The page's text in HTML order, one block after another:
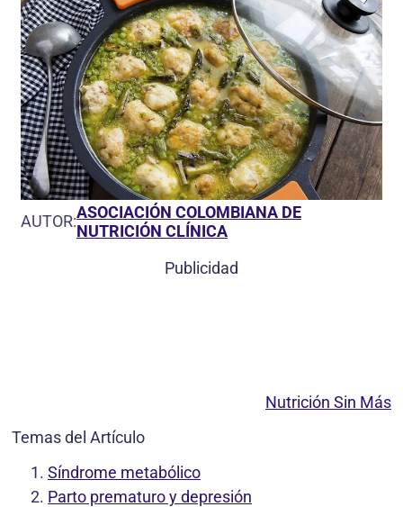
AUTOR:ASOCIACIÓN COLOMBIANA DE
NUTRICIÓN CLÍNICA
Publicidad
Nutrición Sin Más
Temas del Artículo
Síndrome metabólico
Parto prematuro y depresión